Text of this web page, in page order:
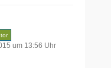
um 13:56 Uhr